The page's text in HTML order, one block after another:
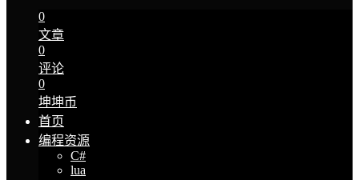
0
文章
0
评论
0
坤坤币
首页
编程资源
C#
lua